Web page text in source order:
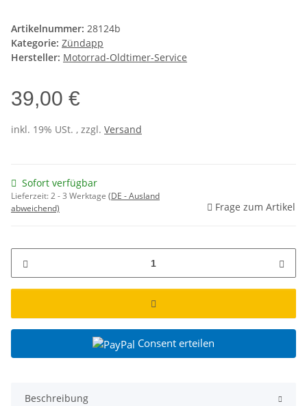
Artikelnummer: 28124b
Kategorie: Zündapp
Hersteller: Motorrad-Oldtimer-Service
39,00 €
inkl. 19% USt. , zzgl. Versand
Sofort verfügbar
Lieferzeit:2 - 3 Werktage (DE - Ausland
abweichend)
Frage zum Artikel
Consent erteilen
Beschreibung